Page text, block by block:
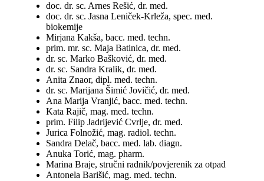
doc. dr. sc. Arnes Rešić, dr. med.
doc. dr. sc. Jasna Leniček-Krleža, spec. med.
biokemije
Mirjana Kakša, bacc. med. techn.
prim. mr. sc. Maja Batinica, dr. med.
dr. sc. Marko Bašković, dr. med.
dr. sc. Sandra Kralik, dr. med.
Anita Znaor, dipl. med. techn.
dr. sc. Marijana Šimić Jovičić, dr. med.
Ana Marija Vranjić, bacc. med. techn.
Kata Rajič, mag. med. techn.
prim. Filip Jadrijević Cvrlje, dr. med.
Jurica Folnožić, mag. radiol. techn.
Sandra Delač, bacc. med. lab. diagn.
Anuka Torić, mag. pharm.
Marina Braje, stručni radnik/povjerenik za otpad
Antonela Barišić, mag. med. techn.